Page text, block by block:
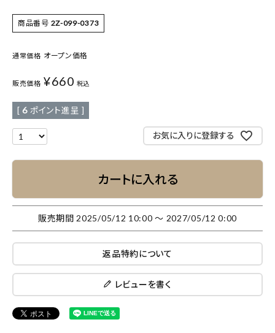
商品番号 2Z-099-0373
通常価格 オープン価格
販売価格 ¥660 税込
[ 6 ポイント進呈 ]
お気に入りに登録する
カートに入れる
販売期間 2025/05/12 10:00〜 2027/05/12 0:00
返品特約について
レビューを書く